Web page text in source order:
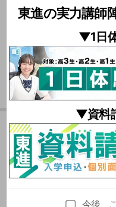
東進の実力講師
▼1日
▼資料
今後、
それぞれの設問文の内
そうかを判断する必要が
本問のように最大値と
を考える問題は目新し
暗記して当てはめるだ
役所の住民証明サービ
便性と安全性のバラン
力が問われました。
夏期特
おス